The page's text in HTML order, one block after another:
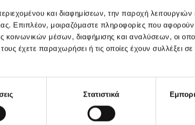
και διαφημίσεων, την παροχή λειτουργιών
Επιπλέον, μοιραζόμαστε πληροφορίες που
κοινωνικών μέσων, διαφήμισης και αναλύσεων, οι
έχετε παραχωρήσει ή τις οποίες έχουν συλλέξει
Στατιστικά
5θυρο, air condition,
κλείδωμα, υδραυλικό
abs